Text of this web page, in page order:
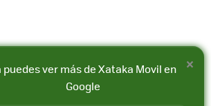
×
puedes ver más de Xataka Movil en
Google